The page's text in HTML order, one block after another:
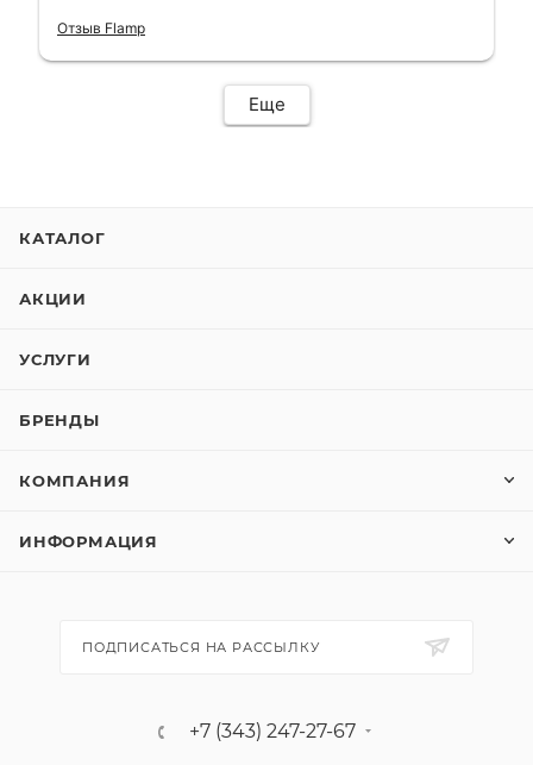
гарантии, поэтому и обратился в этот
Отзыв Flamp
Еще
КАТАЛОГ
АКЦИИ
УСЛУГИ
БРЕНДЫ
КОМПАНИЯ
ИНФОРМАЦИЯ
ПОДПИСАТЬСЯ НА РАССЫЛКУ
+7 (343) 247-27-67